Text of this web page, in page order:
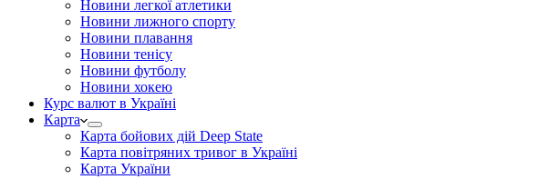
Новини легкої атлетики
Новини лижного спорту
Новини плавання
Новини тенісу
Новини футболу
Новини хокею
Курс валют в Україні
Карта
Карта бойових дій Deep State
Карта повітряних тривог в Україні
Карта України